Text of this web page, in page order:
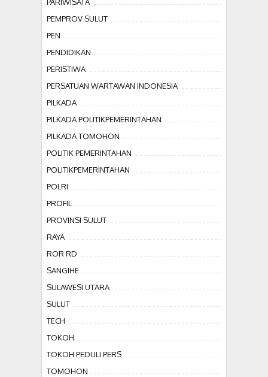
PEMPROV SULUT
PEN
PENDIDIKAN
PERISTIWA
PERSATUAN WARTAWAN INDONESIA
PILKADA
PILKADA POLITIKPEMERINTAHAN
PILKADA TOMOHON
POLITIK PEMERINTAHAN
POLITIKPEMERINTAHAN
POLRI
PROFIL
PROVINSI SULUT
RAYA
ROR RD
SANGIHE
SULAWESI UTARA
SULUT
TECH
TOKOH
TOKOH PEDULI PERS
TOMOHON